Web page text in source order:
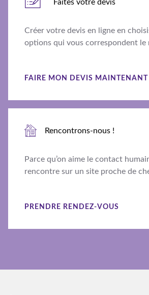
Faites votre devis
Créer votre devis en ligne en
options qui vous correspondent le
FAIRE MON DEVIS MAINTENANT
Rencontrons-nous !
Parce qu’on aime le contact
rencontre sur un site proche de
PRENDRE RENDEZ-VOUS